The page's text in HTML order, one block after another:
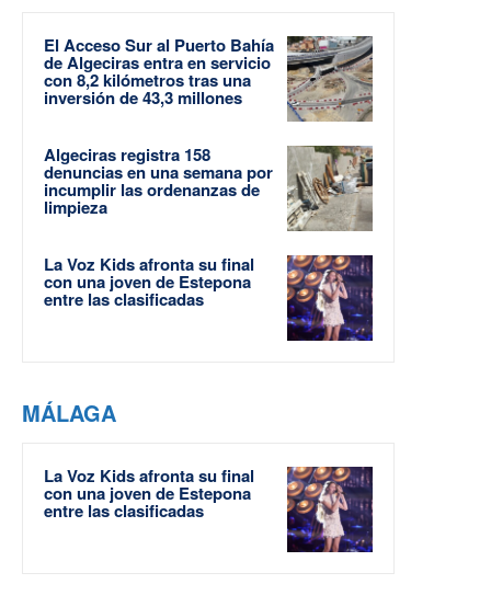
El Acceso Sur al Puerto Bahía
de Algeciras entra en servicio
con 8,2 kilómetros tras una
inversión de 43,3 millones
Algeciras registra 158
denuncias en una semana por
incumplir las ordenanzas de
limpieza
La Voz Kids afronta su final
con una joven de Estepona
entre las clasificadas
MÁLAGA
La Voz Kids afronta su final
con una joven de Estepona
entre las clasificadas